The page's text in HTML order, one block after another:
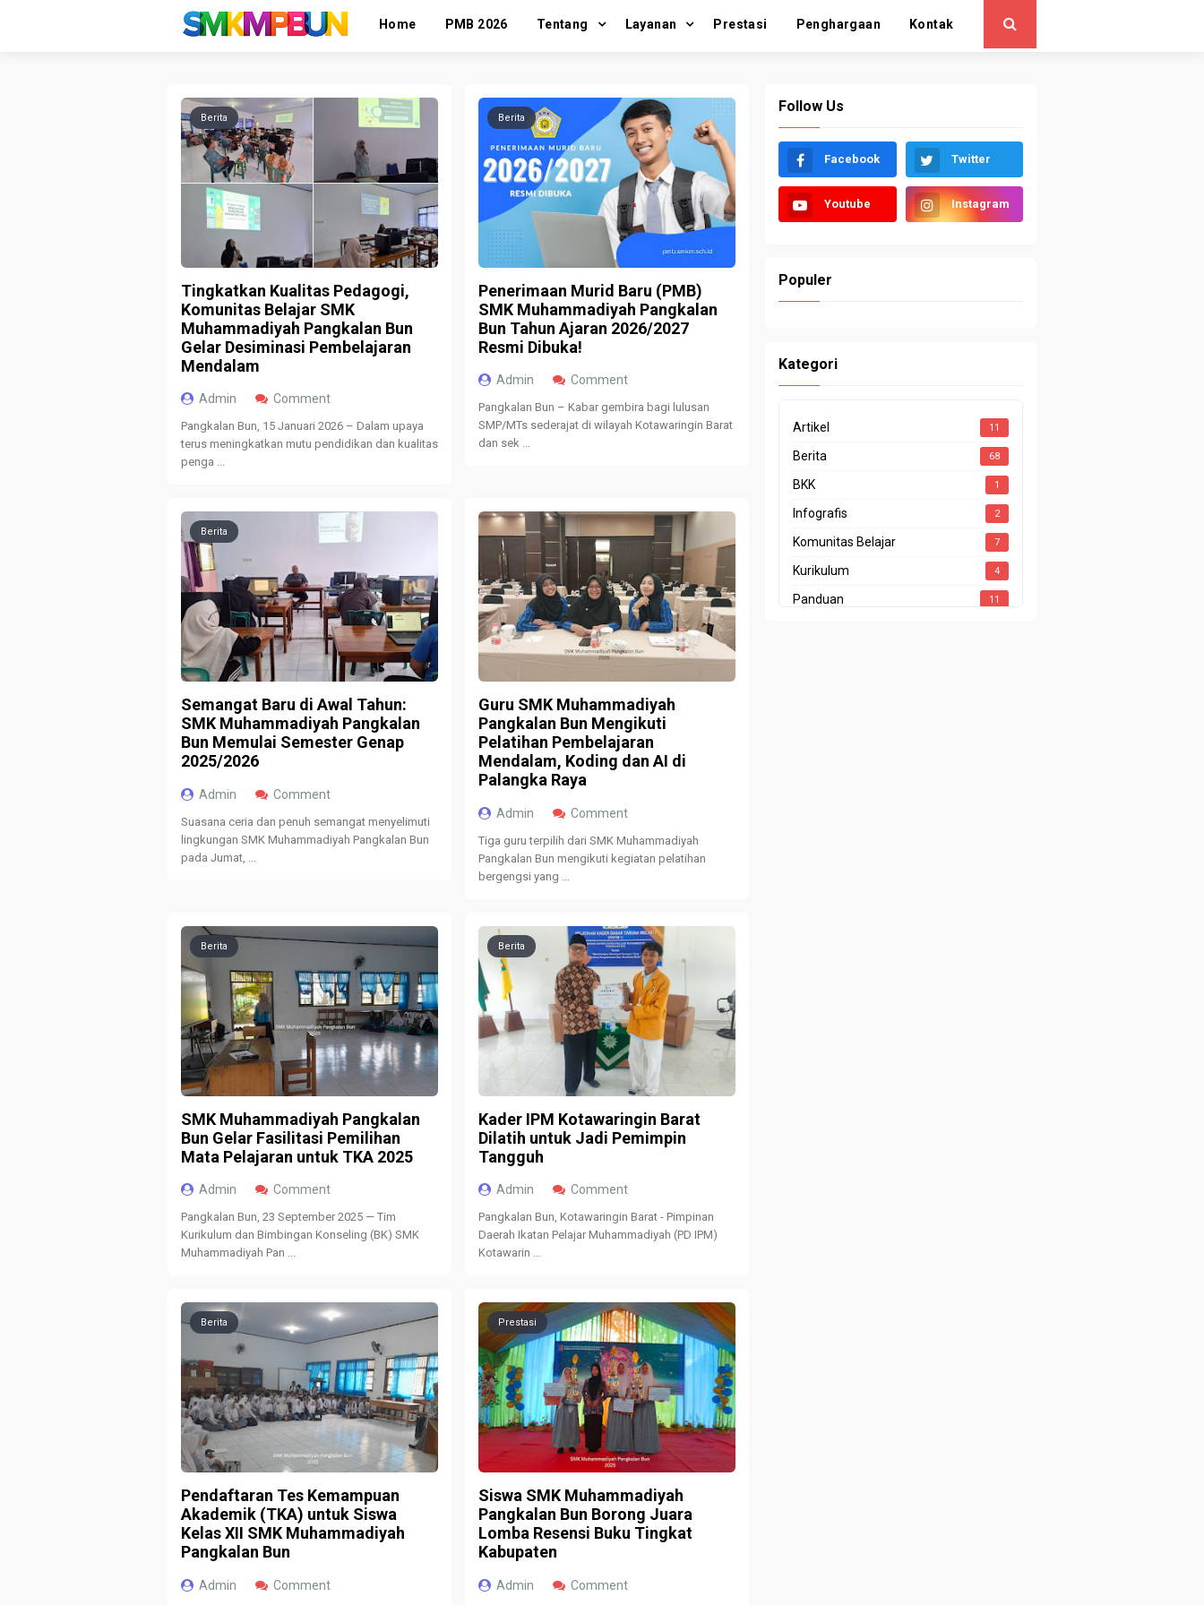
Home PMB 2026 Tentang Layanan Prestasi Penghargaan Kontak
Berita
Tingkatkan Kualitas Pedagogi,
Komunitas Belajar SMK
Muhammadiyah Pangkalan Bun
Gelar Desiminasi Pembelajaran
Mendalam
Admin Comment
Pangkalan Bun, 15 Januari 2026 – Dalam upaya
terus meningkatkan mutu pendidikan dan kualitas
penga ...
Berita
Penerimaan Murid Baru (PMB)
SMK Muhammadiyah Pangkalan
Bun Tahun Ajaran 2026/2027
Resmi Dibuka!
Admin Comment
Pangkalan Bun – Kabar gembira bagi lulusan
SMP/MTs sederajat di wilayah Kotawaringin Barat
dan sek ...
Berita
Semangat Baru di Awal Tahun:
SMK Muhammadiyah Pangkalan
Bun Memulai Semester Genap
2025/2026
Admin Comment
Suasana ceria dan penuh semangat menyelimuti
lingkungan SMK Muhammadiyah Pangkalan Bun
pada Jumat, ...
Guru SMK Muhammadiyah
Pangkalan Bun Mengikuti
Pelatihan Pembelajaran
Mendalam, Koding dan AI di
Palangka Raya
Admin Comment
Tiga guru terpilih dari SMK Muhammadiyah
Pangkalan Bun mengikuti kegiatan pelatihan
bergengsi yang ...
Berita
SMK Muhammadiyah Pangkalan
Bun Gelar Fasilitasi Pemilihan
Mata Pelajaran untuk TKA 2025
Admin Comment
Pangkalan Bun, 23 September 2025 — Tim
Kurikulum dan Bimbingan Konseling (BK) SMK
Muhammadiyah Pan ...
Berita
Kader IPM Kotawaringin Barat
Dilatih untuk Jadi Pemimpin
Tangguh
Admin Comment
Pangkalan Bun, Kotawaringin Barat - Pimpinan
Daerah Ikatan Pelajar Muhammadiyah (PD IPM)
Kotawarin ...
Berita
Pendaftaran Tes Kemampuan
Akademik (TKA) untuk Siswa
Kelas XII SMK Muhammadiyah
Pangkalan Bun
Admin Comment
Prestasi
Siswa SMK Muhammadiyah
Pangkalan Bun Borong Juara
Lomba Resensi Buku Tingkat
Kabupaten
Admin Comment
Follow Us
Facebook Twitter
Youtube Instagram
Populer
Kategori
Artikel 11
Berita 68
BKK 1
Infografis 2
Komunitas Belajar 7
Kurikulum 4
Panduan 11